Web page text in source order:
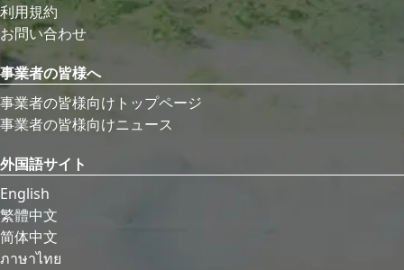
利用規約
お問い合わせ
事業者の皆様へ
事業者の皆様向けトップページ
事業者の皆様向けニュース
外国語サイト
English
繁體中文
简体中文
ภาษาไทย